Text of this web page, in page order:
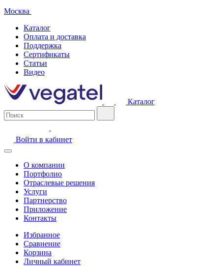
Москва
Каталог
Оплата и доставка
Поддержка
Сертификаты
Статьи
Видео
Каталог
Войти в кабинет
О компании
Портфолио
Отраслевые решения
Услуги
Партнерство
Приложение
Контакты
Избранное
Сравнение
Корзина
Личный кабинет